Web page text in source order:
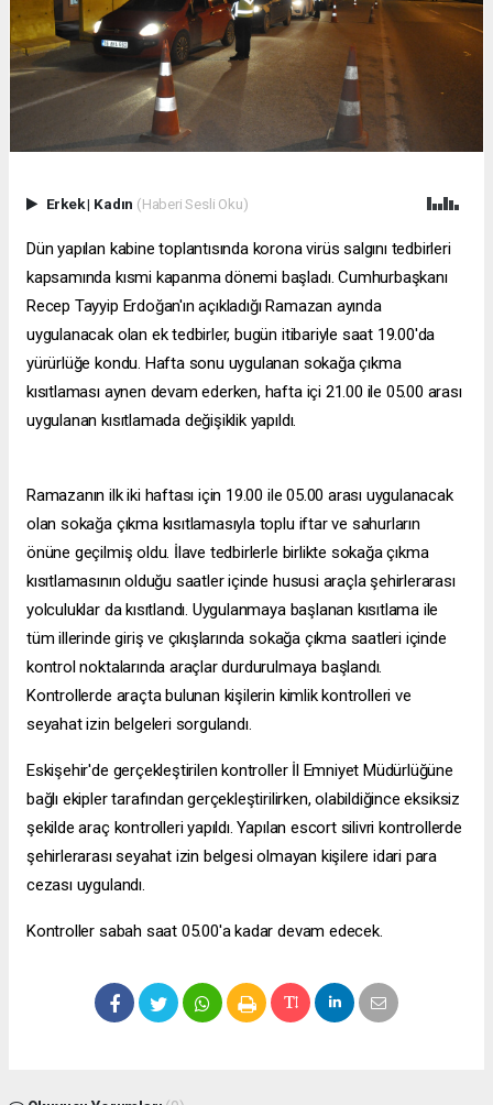
Erkek| Kadın (Haberi Sesli Oku)
Dün yapılan kabine toplantısında korona virüs salgını tedbirleri
kapsamında kısmi kapanma dönemi başladı. Cumhurbaşkanı
Recep Tayyip Erdoğan'ın açıkladığı Ramazan ayında
uygulanacak olan ek tedbirler, bugün itibariyle saat 19.00'da
yürürlüğe kondu. Hafta sonu uygulanan sokağa çıkma
kısıtlaması aynen devam ederken, hafta içi 21.00 ile 05.00 arası
uygulanan kısıtlamada değişiklik yapıldı.
Ramazanın ilk iki haftası için 19.00 ile 05.00 arası uygulanacak
olan sokağa çıkma kısıtlamasıyla toplu iftar ve sahurların
önüne geçilmiş oldu. İlave tedbirlerle birlikte sokağa çıkma
kısıtlamasının olduğu saatler içinde hususi araçla şehirlerarası
yolculuklar da kısıtlandı. Uygulanmaya başlanan kısıtlama ile
tüm illerinde giriş ve çıkışlarında sokağa çıkma saatleri içinde
kontrol noktalarında araçlar durdurulmaya başlandı.
Kontrollerde araçta bulunan kişilerin kimlik kontrolleri ve
seyahat izin belgeleri sorgulandı.
Eskişehir'de gerçekleştirilen kontroller İl Emniyet Müdürlüğüne
bağlı ekipler tarafından gerçekleştirilirken, olabildiğince eksiksiz
şekilde araç kontrolleri yapıldı. Yapılan escort silivri kontrollerde
şehirlerarası seyahat izin belgesi olmayan kişilere idari para
cezası uygulandı.
Kontroller sabah saat 05.00'a kadar devam edecek.